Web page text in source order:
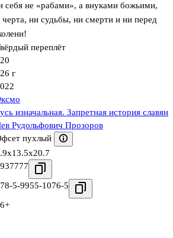
себя не «рабами», а внуками божьими,
черта, ни судьбы, ни смерти и ни перед
переплёт
г
изначальная. Запретная история славян
Рудольфович Прозоров
пухлый
5-9955-1076-5